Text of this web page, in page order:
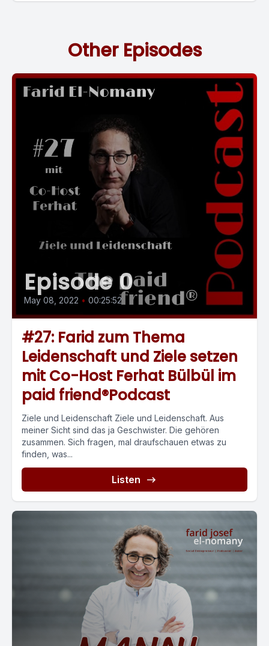
Other Episodes
Episode 0
May 08, 2022 • 00:25:52
#27: Farid zum Thema
Leidenschaft und Ziele setzen
mit Co-Host Ferhat Bülbül im
paid friend®Podcast
Ziele und Leidenschaft Ziele und Leidenschaft. Aus
meiner Sicht sind das ja Geschwister. Die gehören
zusammen. Sich fragen, mal draufschauen etwas zu
finden, was...
Listen